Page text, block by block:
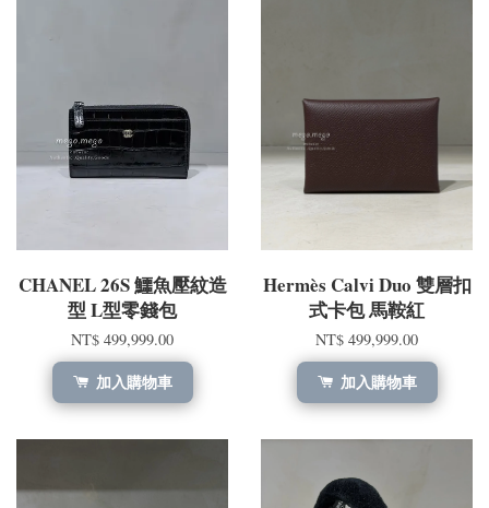
CHANEL 26S 鱷魚壓紋造
型 L型零錢包
NT$ 499,999.00
加入購物車
Hermès Calvi Duo 雙層扣
式卡包 馬鞍紅
NT$ 499,999.00
加入購物車